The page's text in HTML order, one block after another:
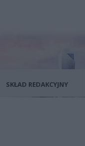
SKŁAD REDAKCYJNY